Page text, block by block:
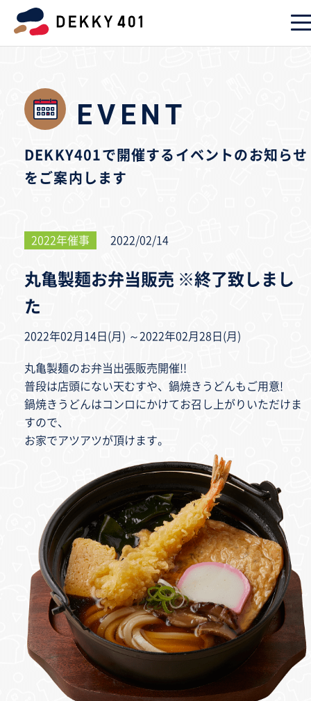
EVENT
DEKKY401で開催するイベントのお知らせ
をご案内します
2022年催事 2022/02/14
丸亀製麺お弁当販売 ※終了致しまし
た
2022年02月14日(月) ～2022年02月28日(月)
丸亀製麺のお弁当出張販売開催!!
普段は店頭にない天むすや、鍋焼きうどんもご用意!
鍋焼きうどんはコンロにかけてお召し上がりいただけま
すので、
お家でアツアツが頂けます。